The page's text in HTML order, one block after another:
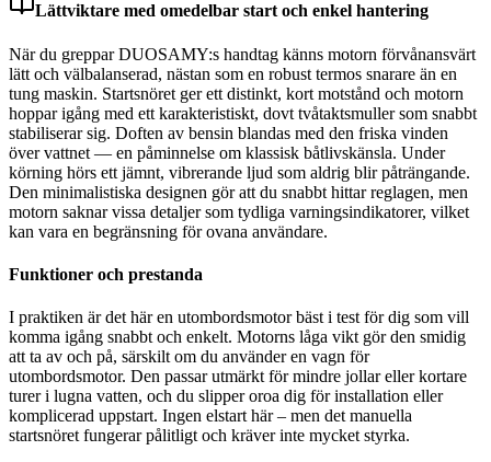
Lättviktare med omedelbar start och enkel hantering
När du greppar DUOSAMY:s handtag känns motorn förvånansvärt
lätt och välbalanserad, nästan som en robust termos snarare än en
tung maskin. Startsnöret ger ett distinkt, kort motstånd och motorn
hoppar igång med ett karakteristiskt, dovt tvåtaktsmuller som snabbt
stabiliserar sig. Doften av bensin blandas med den friska vinden
över vattnet — en påminnelse om klassisk båtlivskänsla. Under
körning hörs ett jämnt, vibrerande ljud som aldrig blir påträngande.
Den minimalistiska designen gör att du snabbt hittar reglagen, men
motorn saknar vissa detaljer som tydliga varningsindikatorer, vilket
kan vara en begränsning för ovana användare.
Funktioner och prestanda
I praktiken är det här en utombordsmotor bäst i test för dig som vill
komma igång snabbt och enkelt. Motorns låga vikt gör den smidig
att ta av och på, särskilt om du använder en vagn för
utombordsmotor. Den passar utmärkt för mindre jollar eller kortare
turer i lugna vatten, och du slipper oroa dig för installation eller
komplicerad uppstart. Ingen elstart här – men det manuella
startsnöret fungerar pålitligt och kräver inte mycket styrka.